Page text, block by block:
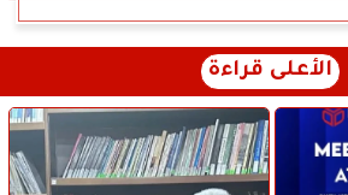
الأعلى قراءة